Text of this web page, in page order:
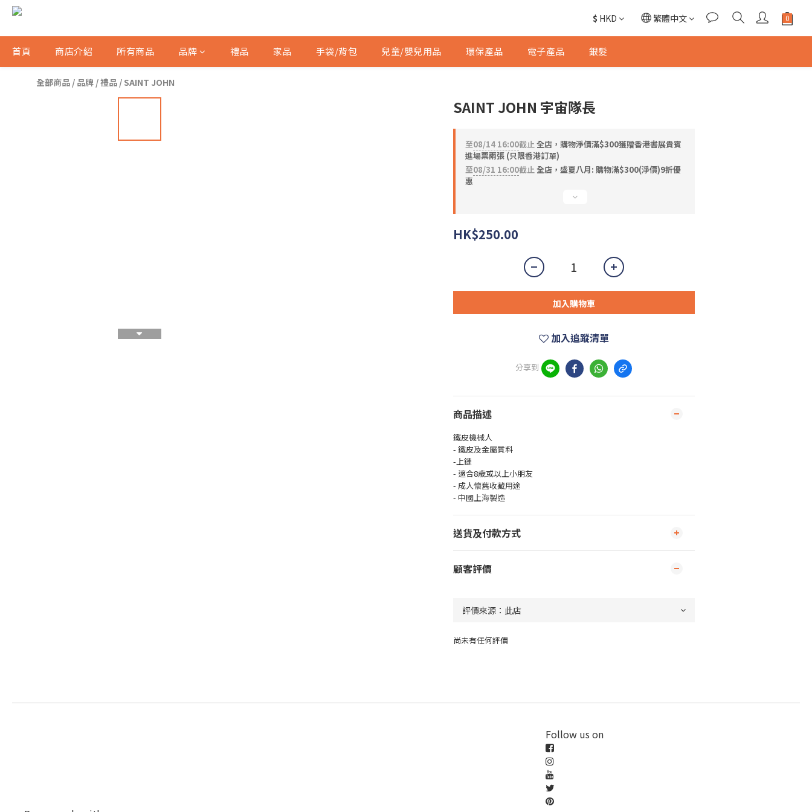
$ HKD 繁體中文
首頁 商店介紹 所有商品 品牌 禮品 家品 手袋/背包 兒童/嬰兒用品 環保產品 電子產品 銀髮
全部商品 / 品牌 /禮品 / SAINT JOHN
SAINT JOHN 宇宙隊長
至08/14 16:00截止全店，購物淨價滿$300獲贈香港書展貴賓
進場票兩張 (只限香港訂單)
至08/31 16:00截止全店，盛夏八月: 購物滿$300(淨價)9折優
惠
HK$250.00
加入購物車
加入追蹤清單
分享到
商品描述
鐵皮機械人
- 鐵皮及金屬質料
-上鏈
- 適合8歲或以上小朋友
- 成人懷舊收藏用途
- 中國上海製造
送貨及付款方式
顧客評價
尚未有任何評價
Follow us on